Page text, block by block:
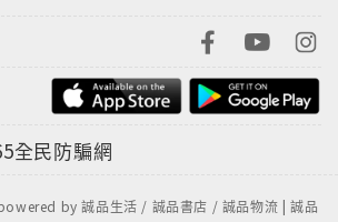
全民防騙網
by 誠品生活 / 誠品書店 / 誠品物流 | 誠品